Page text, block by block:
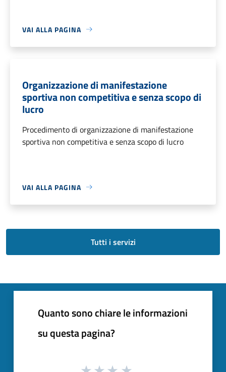
VAI ALLA PAGINA
Organizzazione di manifestazione
sportiva non competitiva e senza scopo di
lucro
Procedimento di organizzazione di manifestazione
sportiva non competitiva e senza scopo di lucro
VAI ALLA PAGINA
Tutti i servizi
Quanto sono chiare le informazioni
su questa pagina?